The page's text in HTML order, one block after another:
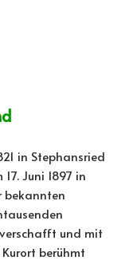
in Stephansried
Juni 1897 in
bekannten
und mit
berühmt